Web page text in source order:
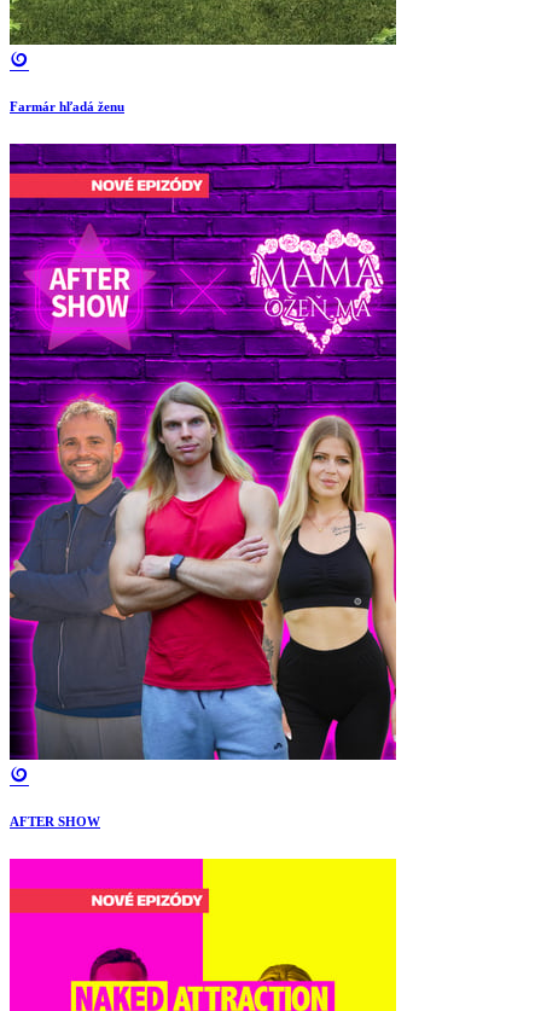
Farmár hľadá ženu
AFTER SHOW